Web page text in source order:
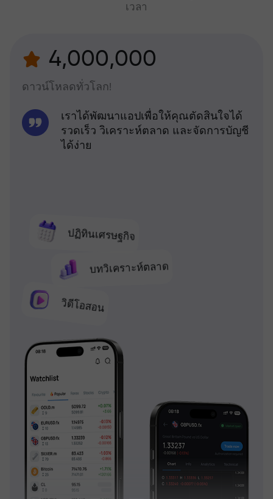
เวลา
4,000,000
ดาวน์โหลดทั่วโลก!
ปฏิทินเศรษฐกิจ
บทวิเคราะห์ตลาด
วิดีโอสอน
เราได้พัฒนาแอปเพื่อให้คุณตัดสินใจได้
รวดเร็ว วิเคราะห์ตลาด และจัดการบัญชี
ได้ง่าย